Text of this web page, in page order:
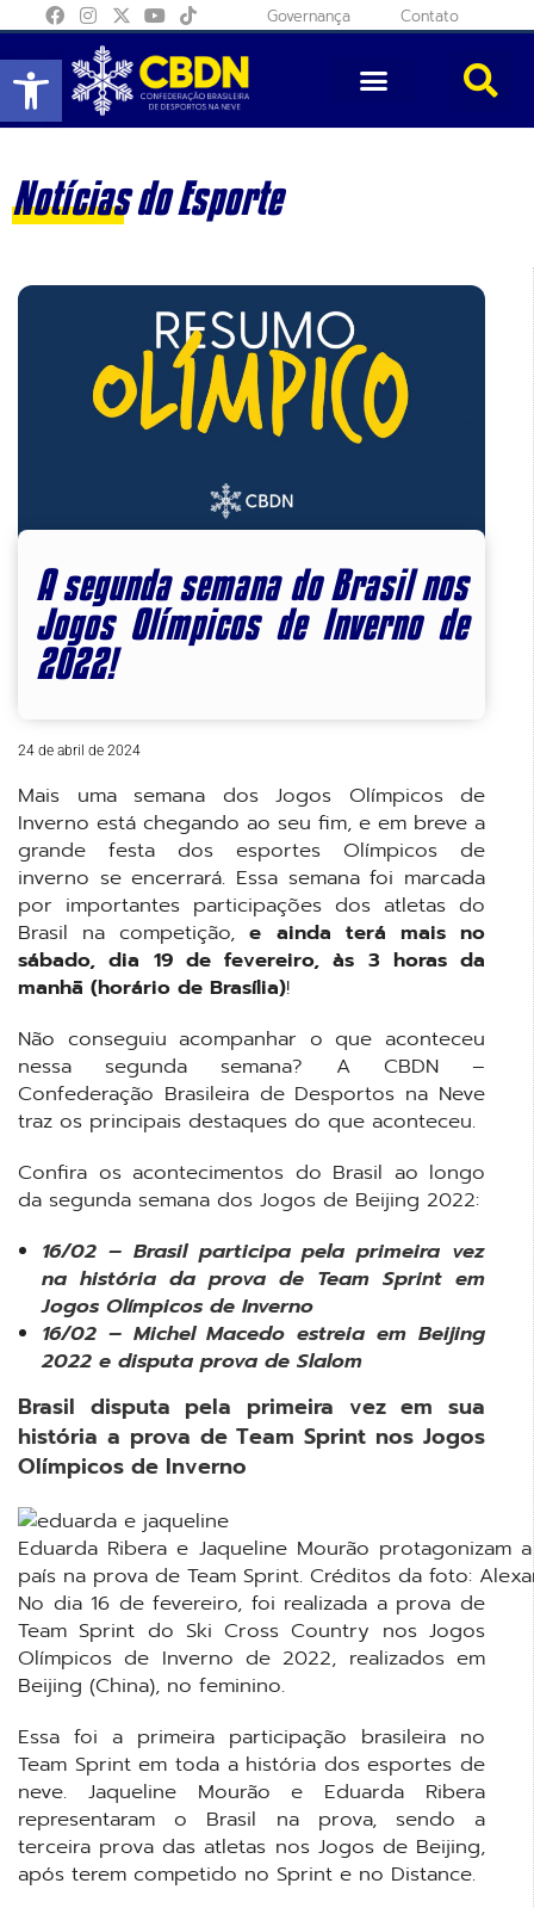
Abrir a barra de ferramentas
Governança Contato
Notícias do Esporte
A segunda semana do Brasil nos
Jogos Olímpicos de Inverno de
2022!
24 de abril de 2024
Mais uma semana dos Jogos Olímpicos de
Inverno está chegando ao seu fim, e em breve a
grande festa dos esportes Olímpicos de
inverno se encerrará. Essa semana foi marcada
por importantes participações dos atletas do
Brasil na competição,e ainda terá mais no
sábado, dia 19 de fevereiro, às 3 horas da
manhã (horário de Brasília)!
Não conseguiu acompanhar o que aconteceu
nessa segunda semana? A CBDN –
Confederação Brasileira de Desportos na Neve
traz os principais destaques do que aconteceu.
Confira os acontecimentos do Brasil ao longo
da segunda semana dos Jogos de Beijing 2022:
16/02 – Brasil participa pela primeira vez
na história da prova de Team Sprint em
Jogos Olímpicos de Inverno
16/02 – Michel Macedo estreia em Beijing
2022 e disputa prova de Slalom
Brasil disputa pela primeira vez em sua
história a prova de Team Sprint nos Jogos
Olímpicos de Inverno
Eduarda Ribera e Jaqueline Mourão
país na prova de Team Sprint. Créditos da foto:
No dia 16 de fevereiro, foi realizada a prova de
Team Sprint do Ski Cross Country nos Jogos
Olímpicos de Inverno de 2022, realizados em
Beijing (China), no feminino.
Essa foi a primeira participação brasileira no
Team Sprint em toda a história dos esportes de
neve. Jaqueline Mourão e Eduarda Ribera
representaram o Brasil na prova, sendo a
terceira prova das atletas nos Jogos de Beijing,
após terem competido no Sprint e no Distance.